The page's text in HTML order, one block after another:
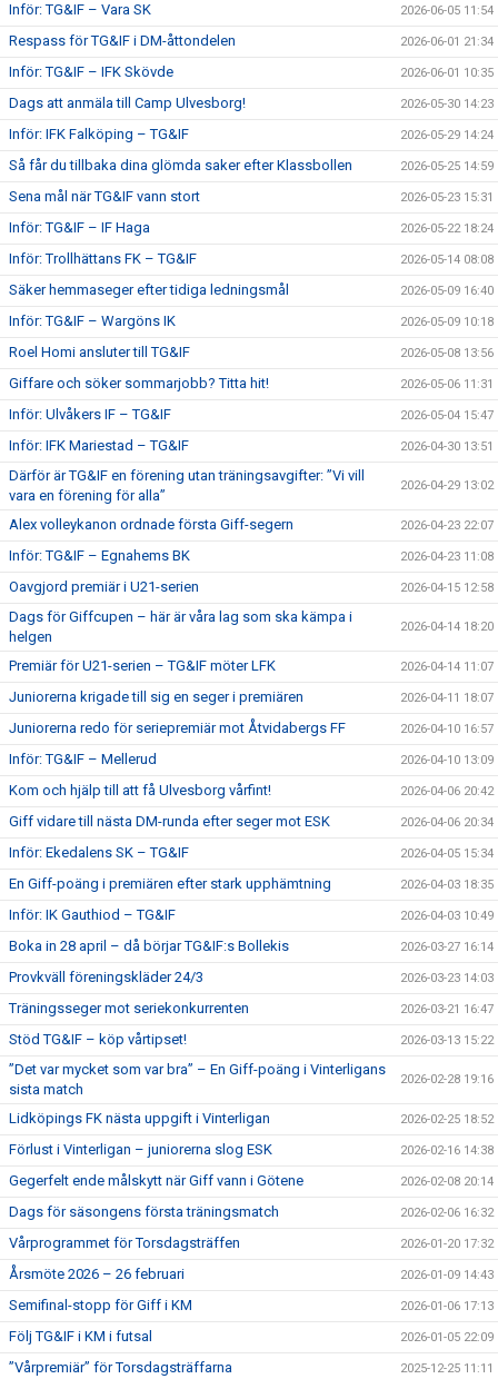
Inför: TG&IF – Vara SK 2026-06-05 11:54
Respass för TG&IF i DM-åttondelen 2026-06-01 21:34
Inför: TG&IF – IFK Skövde 2026-06-01 10:35
Dags att anmäla till Camp Ulvesborg! 2026-05-30 14:23
Inför: IFK Falköping – TG&IF 2026-05-29 14:24
Så får du tillbaka dina glömda saker efter Klassbollen 2026-05-25 14:59
Sena mål när TG&IF vann stort 2026-05-23 15:31
Inför: TG&IF – IF Haga 2026-05-22 18:24
Inför: Trollhättans FK – TG&IF 2026-05-14 08:08
Säker hemmaseger efter tidiga ledningsmål 2026-05-09 16:40
Inför: TG&IF – Wargöns IK 2026-05-09 10:18
Roel Homi ansluter till TG&IF 2026-05-08 13:56
Giffare och söker sommarjobb? Titta hit! 2026-05-06 11:31
Inför: Ulvåkers IF – TG&IF 2026-05-04 15:47
Inför: IFK Mariestad – TG&IF 2026-04-30 13:51
Därför är TG&IF en förening utan träningsavgifter: ”Vi vill
vara en förening för alla”
2026-04-29 13:02
Alex volleykanon ordnade första Giff-segern 2026-04-23 22:07
Inför: TG&IF – Egnahems BK 2026-04-23 11:08
Oavgjord premiär i U21-serien 2026-04-15 12:58
Dags för Giffcupen – här är våra lag som ska kämpa i
helgen
2026-04-14 18:20
Premiär för U21-serien – TG&IF möter LFK 2026-04-14 11:07
Juniorerna krigade till sig en seger i premiären 2026-04-11 18:07
Juniorerna redo för seriepremiär mot Åtvidabergs FF 2026-04-10 16:57
Inför: TG&IF – Mellerud 2026-04-10 13:09
Kom och hjälp till att få Ulvesborg vårfint! 2026-04-06 20:42
Giff vidare till nästa DM-runda efter seger mot ESK 2026-04-06 20:34
Inför: Ekedalens SK – TG&IF 2026-04-05 15:34
En Giff-poäng i premiären efter stark upphämtning 2026-04-03 18:35
Inför: IK Gauthiod – TG&IF 2026-04-03 10:49
Boka in 28 april – då börjar TG&IF:s Bollekis 2026-03-27 16:14
Provkväll föreningskläder 24/3 2026-03-23 14:03
Träningsseger mot seriekonkurrenten 2026-03-21 16:47
Stöd TG&IF – köp vårtipset! 2026-03-13 15:22
”Det var mycket som var bra” – En Giff-poäng i Vinterligans
sista match
2026-02-28 19:16
Lidköpings FK nästa uppgift i Vinterligan 2026-02-25 18:52
Förlust i Vinterligan – juniorerna slog ESK 2026-02-16 14:38
Gegerfelt ende målskytt när Giff vann i Götene 2026-02-08 20:14
Dags för säsongens första träningsmatch 2026-02-06 16:32
Vårprogrammet för Torsdagsträffen 2026-01-20 17:32
Årsmöte 2026 – 26 februari 2026-01-09 14:43
Semifinal-stopp för Giff i KM 2026-01-06 17:13
Följ TG&IF i KM i futsal 2026-01-05 22:09
”Vårpremiär” för Torsdagsträffarna 2025-12-25 11:11